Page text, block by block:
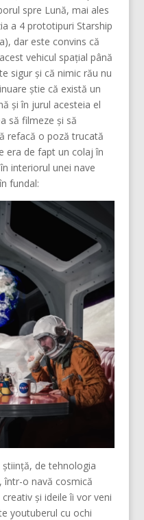
spre Lună, mai ales
a 4 prototipuri Starship
dar este convins că
vehicul spațial până
sigur și că nimic rău nu
știe că există un
și în jurul acesteia el
să filmeze și să
refacă o poză trucată
era de fapt un colaj în
interiorul unei nave
fundal:
de tehnologia
într-o navă cosmică
și ideile îi vor veni
youtuberul cu ochi